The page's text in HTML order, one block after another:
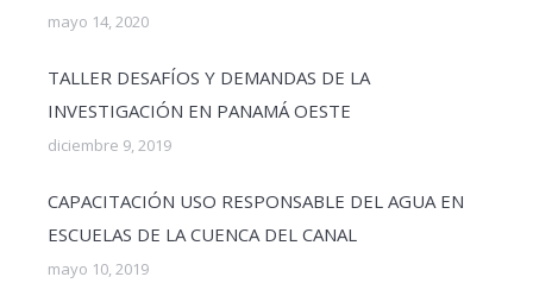
mayo 14, 2020
TALLER DESAFÍOS Y DEMANDAS DE LA
INVESTIGACIÓN EN PANAMÁ OESTE
diciembre 9, 2019
CAPACITACIÓN USO RESPONSABLE DEL AGUA EN
ESCUELAS DE LA CUENCA DEL CANAL
mayo 10, 2019